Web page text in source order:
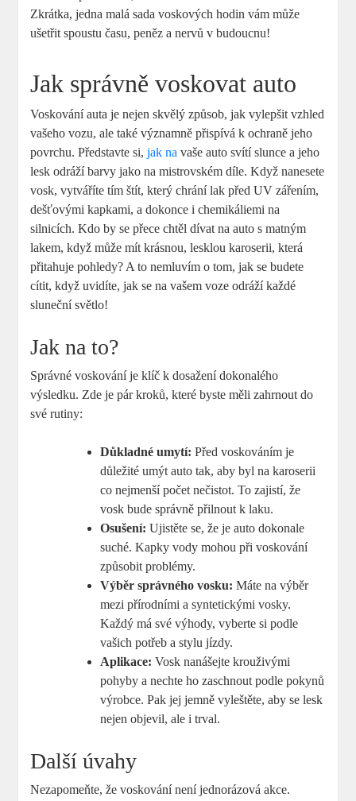
Zkrátka, jedna malá sada voskových hodin vám může
ušetřit spoustu času, peněz a nervů v budoucnu!
Jak správně voskovat auto
Voskování auta je nejen skvělý způsob, jak vylepšit vzhled
vašeho vozu, ale také významně přispívá k ochraně jeho
povrchu. Představte si,jak na vaše auto svítí slunce a jeho
lesk odráží barvy jako na mistrovském díle. Když nanesete
vosk, vytváříte tím štít, který chrání lak před UV zářením,
dešťovými kapkami, a dokonce i chemikáliemi na
silnicích. Kdo by se přece chtěl dívat na auto s matným
lakem, když může mít krásnou, lesklou karoserii, která
přitahuje pohledy? A to nemluvím o tom, jak se budete
cítit, když uvidíte, jak se na vašem voze odráží každé
sluneční světlo!
Jak na to?
Správné voskování je klíč k dosažení dokonalého
výsledku. Zde je pár kroků, které byste měli zahrnout do
své rutiny:
Důkladné umytí: Před voskováním je
důležité umýt auto tak, aby byl na karoserii
co nejmenší počet nečistot. To zajistí, že
vosk bude správně přilnout k laku.
Osušení: Ujistěte se, že je auto dokonale
suché. Kapky vody mohou při voskování
způsobit problémy.
Výběr správného vosku: Máte na výběr
mezi přírodními a syntetickými vosky.
Každý má své výhody, vyberte si podle
vašich potřeb a stylu jízdy.
Aplikace: Vosk nanášejte krouživými
pohyby a nechte ho zaschnout podle pokynů
výrobce. Pak jej jemně vyleštěte, aby se lesk
nejen objevil, ale i trval.
Další úvahy
Nezapomeňte, že voskování není jednorázová akce.